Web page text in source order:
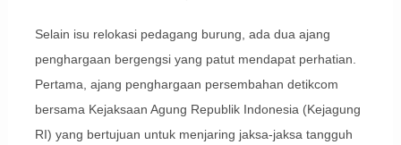
Selain isu relokasi pedagang burung, ada dua ajang
penghargaan bergengsi yang patut mendapat perhatian.
Pertama, ajang penghargaan persembahan detikcom
bersama Kejaksaan Agung Republik Indonesia (Kejagung
RI) yang bertujuan untuk menjaring jaksa-jaksa tangguh